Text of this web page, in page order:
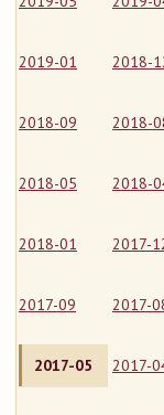
2019-01 2018-
2018-09 2018-
2018-05 2018-
2018-01 2017-
2017-09 2017-
2017-05 2017-